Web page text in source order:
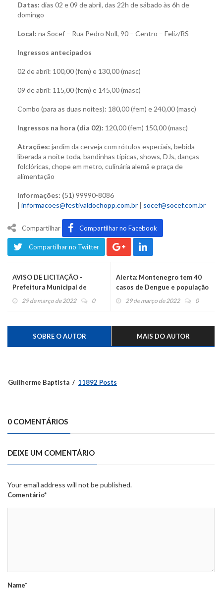
Datas: dias 02 e 09 de abril, das 22h de sábado às 6h de
domingo
Local: na Socef – Rua Pedro Noll, 90 – Centro – Feliz/RS
Ingressos antecipados
02 de abril: 100,00 (fem) e 130,00 (masc)
09 de abril: 115,00 (fem) e 145,00 (masc)
Combo (para as duas noites): 180,00 (fem) e 240,00 (masc)
Ingressos na hora (dia 02): 120,00 (fem) 150,00 (masc)
Atrações: jardim da cerveja com rótulos especiais, bebida
liberada a noite toda, bandinhas típicas, shows, DJs, danças
folclóricas, chope em metro, culinária alemã e praça de
alimentação
Informações: (51) 99990-8086
| informacoes@festivaldochopp.com.br | socef@socef.com.br
Compartilhar Compartilhar no Facebook
Compartilhar no Twitter
AVISO DE LICITAÇÃO -
Prefeitura Municipal de
Pareci Novo
29 de março de 2022 0
Alerta: Montenegro tem 40
casos de Dengue e população
precisa fazer vistoria geral
29 de março de 2022 0
SOBRE O AUTOR MAIS DO AUTOR
Guilherme Baptista 11892 Posts
0 COMENTÁRIOS
DEIXE UM COMENTÁRIO
Your email address will not be published.
Comentário*
Name*